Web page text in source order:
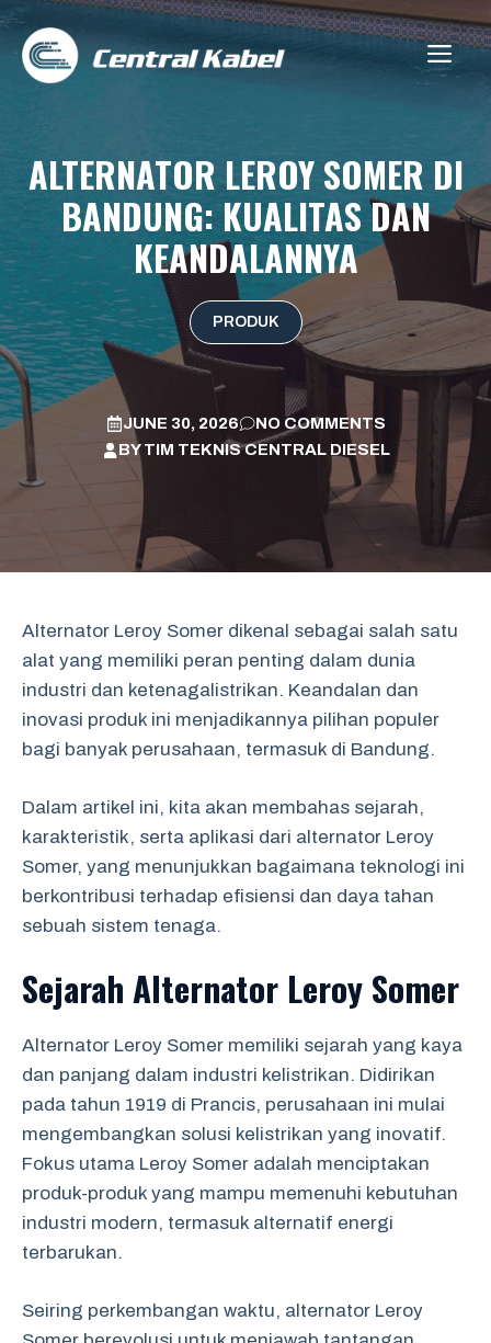
Skip
content
ALTERNATOR LEROY SOMER DI
BANDUNG: KUALITAS DAN
KEANDALANNYA
PRODUK
JUNE 30, 2026
NO COMMENTS
BYTIM TEKNIS CENTRAL DIESEL
Alternator Leroy Somer dikenal sebagai salah satu
alat yang memiliki peran penting dalam dunia
industri dan ketenagalistrikan. Keandalan dan
inovasi produk ini menjadikannya pilihan populer
bagi banyak perusahaan, termasuk di Bandung.
Dalam artikel ini, kita akan membahas sejarah,
karakteristik, serta aplikasi dari alternator Leroy
Somer, yang menunjukkan bagaimana teknologi ini
berkontribusi terhadap efisiensi dan daya tahan
sebuah sistem tenaga.
Sejarah Alternator Leroy Somer
Alternator Leroy Somer memiliki sejarah yang kaya
dan panjang dalam industri kelistrikan. Didirikan
pada tahun 1919 di Prancis, perusahaan ini mulai
mengembangkan solusi kelistrikan yang inovatif.
Fokus utama Leroy Somer adalah menciptakan
produk-produk yang mampu memenuhi kebutuhan
industri modern, termasuk alternatif energi
terbarukan.
Seiring perkembangan waktu, alternator Leroy